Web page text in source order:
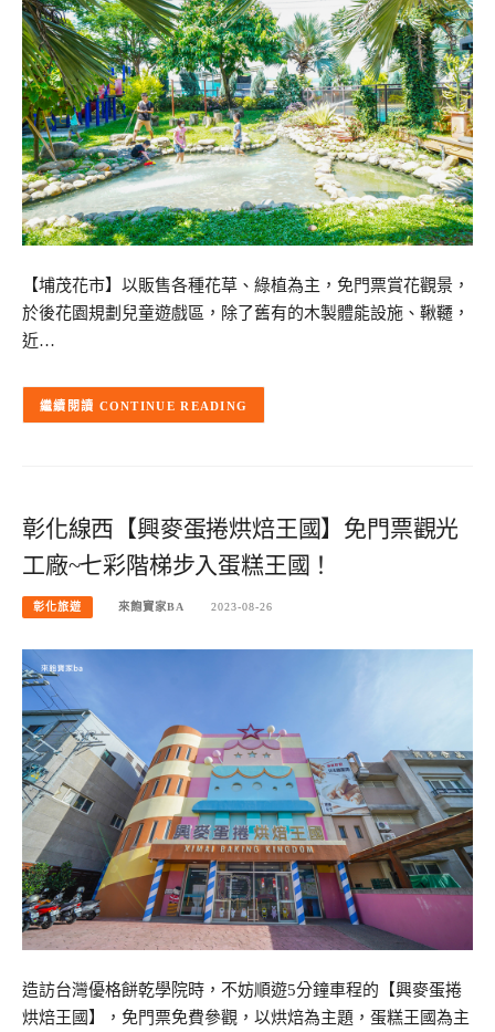
【埔茂花市】以販售各種花草、綠植為主，免門票賞花觀景，
於後花園規劃兒童遊戲區，除了舊有的木製體能設施、鞦韆，
近…
CONTINUE READING
彰化線西【興麥蛋捲烘焙王國】免門票觀光
工廠~七彩階梯步入蛋糕王國！
彰化旅遊 來飽寶家BA 2023-08-26
造訪台灣優格餅乾學院時，不妨順遊5分鐘車程的【興麥蛋捲
烘焙王國】，免門票免費參觀，以烘焙為主題，蛋糕王國為主